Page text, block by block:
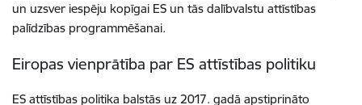
un uzsver iespēju kopīgai ES un tās dalībvalstu attīstības
palīdzības programmēšanai.
Eiropas vienprātība par ES attīstības politiku
ES attīstības politika balstās uz 2017. gadā apstiprināto